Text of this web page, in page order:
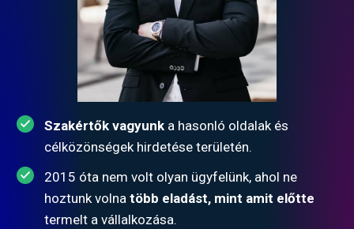
Szakértők vagyunk a hasonló oldalak és
célközönségek hirdetése területén.
2015 óta nem volt olyan ügyfelünk, ahol ne
hoztunk volna több eladást, mint amit előtte
termelt a vállalkozása.